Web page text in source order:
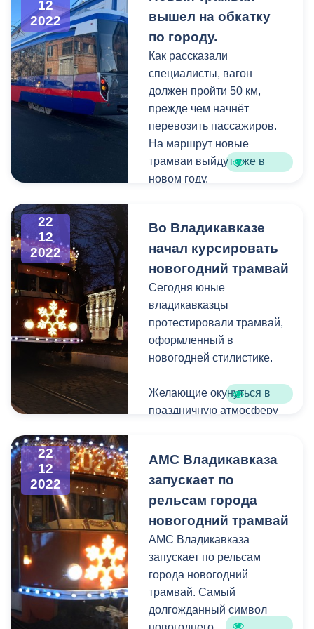
не с пустыми руками, а с
подарками. В преддверии
самого чудесного и
волшебного праздника я
желаю вам добра. Любите
своих родителей,
слушайте их. А вам,
дорогие родители, желаю
терпения воспитать
настоящих, достойных
Мероприятия пройдут с 24
декабря по 8 января в
театрах республики. В
конце праздничного
мероприятия каждый
ребенок получит подарок
от главы АМС. Всего в
елках мэра примут
участие две тысячи детей.
Также градоначальник
посетил праздничное
сотрудников
педагоги детской
музыкальной школы № 1
имени П. И. Чайковского
Управления культуры
12
2022
вышел на обкатку
по городу.
Как рассказали
специалисты, вагон
должен пройти 50 км,
прежде чем начнёт
перевозить пассажиров.
На маршрут новые
трамваи выйдут уже в
новом году.
22
12
2022
Во Владикавказе
начал курсировать
новогодний трамвай
Сегодня юные
владикавказцы
протестировали трамвай,
оформленный в
новогодней стилистике.
Желающие окунуться в
праздничную атмосферу
по малому городскому
кольцу. Стартовал
любимец детей и
взрослых с остановки
перед входом в
Хетагурова в 17 часов.
Ежедневое часовое
путешествие проходит по
следующему маршруту:
22
12
2022
АМС Владикавказа
запускает по
рельсам города
новогодний трамвай
АМС Владикавказа
запускает по рельсам
города новогодний
трамвай. Самый
долгожданный символ